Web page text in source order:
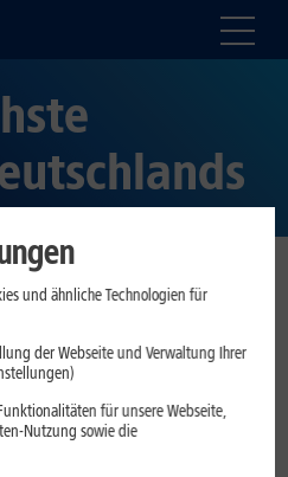
wechseln Deutsche
besonders
1&1 Einfach-Wechsel –
sonst 100 Euro
und ähnliche Technologien für
der Webseite und Verwaltung Ihrer
für unsere Webseite,
Nutzung sowie die